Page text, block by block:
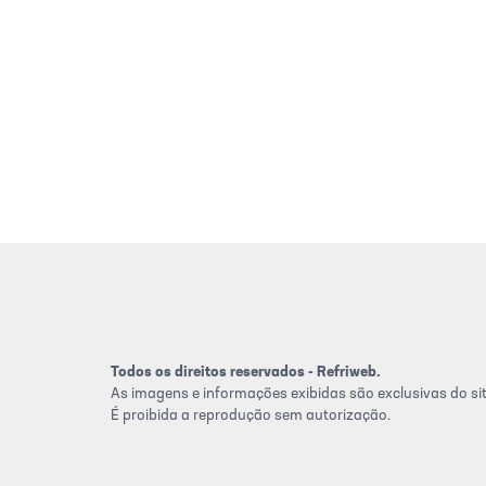
Todos os direitos reservados - Refriweb.
As imagens e informações exibidas são exclusivas do
É proibida a reprodução sem autorização.